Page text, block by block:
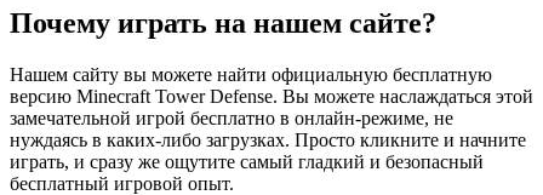
Почему играть на нашем сайте?
Нашем сайту вы можете найти официальную бесплатную
версию Minecraft Tower Defense. Вы можете наслаждаться этой
замечательной игрой бесплатно в онлайн-режиме, не
нуждаясь в каких-либо загрузках. Просто кликните и начните
играть, и сразу же ощутите самый гладкий и безопасный
бесплатный игровой опыт.